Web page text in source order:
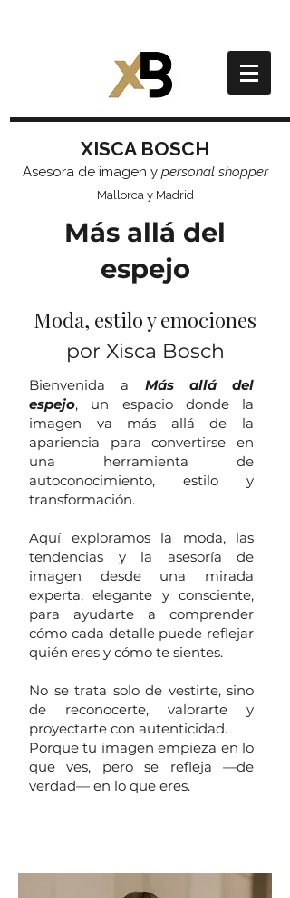
XISCA BOSCH
Asesora de imagen y personal shopper
Mallorca y Madrid
Más allá del
espejo
Moda, estilo y emociones
por Xisca Bosch
Bienvenida a Más allá del
espejo, un espacio donde la
imagen va más allá de la
apariencia para convertirse en
una herramienta de
autoconocimiento, estilo y
transformación.
Aquí exploramos la moda, las
tendencias y la asesoría de
imagen desde una mirada
experta, elegante y consciente,
para ayudarte a comprender
cómo cada detalle puede reflejar
quién eres y cómo te sientes.
No se trata solo de vestirte, sino
de reconocerte, valorarte y
proyectarte con autenticidad.
Porque tu imagen empieza en lo
que ves, pero se refleja —de
verdad— en lo que eres.